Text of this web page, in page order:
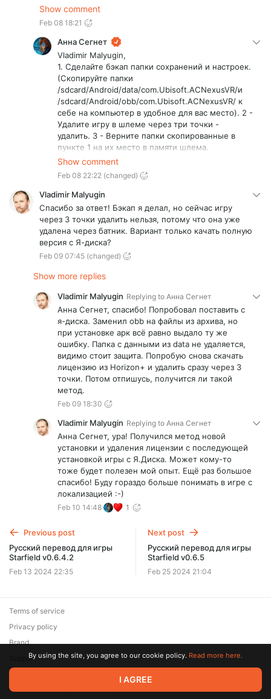
через SideQuest - то же самое... Версия прошивки
шлема у меня 83.0. Есть ли вариант исправить или
теперь уже не получится?
Show comment
Feb 08 18:21
Анна Сегнет
Vladimir Malyugin,
1. Сделайте бэкап папки сохранений и настроек.
(Скопируйте папки
/sdcard/Android/data/com.Ubisoft.ACNexusVR/и
/sdcard/Android/obb/com.Ubisoft.ACNexusVR/ к
себе на компьютер в удобное для вас место). 2 -
Удалите игру в шлеме через три точки -
удалить. 3 - Верните папки скопированные в
пункте 1 на их место в памяти шлема.
Скопируйте из архива файлы в кеш на шлем и
установите apk, ошибки не будет. Или можете
воспользоваться архивом с полной версией
игры:
https://disk.yandex.ru/d/jQxZspurAmGHsw
пароль eU62ZLdTBUiA4hHbLbpOiqE9fNmvP1Yo
(её ставите только удалив полностью игру со
шлема)
Show comment
Feb 08 22:22 (changed)
Vladimir Malyugin
Спасибо за ответ! Бэкап я делал, но сейчас игру
через 3 точки удалить нельзя, потому что она уже
удалена через батник. Вариант только качать полную
версия с Я-диска?
Feb 09 07:45 (changed)
Show more replies
Vladimir Malyugin Replying to Анна Сегнет
Анна Сегнет, спасибо! Попробовал поставить с
я-диска. Заменил obb на файлы из архива, но
при установке арк всё равно выдало ту же
ошибку. Папка с данными из data не удаляется,
видимо стоит защита. Попробую снова скачать
лицензию из Horizon+ и удалить сразу через 3
точки. Потом отпишусь, получится ли такой
метод.
Feb 09 18:30
Vladimir Malyugin Replying to Анна Сегнет
Анна Сегнет, ура! Получился метод новой
установки и удаления лицензии с последующей
установкой игры с Я.Диска. Может кому-то
тоже будет полезен мой опыт. Ещё раз большое
спасибо! Буду гораздо больше понимать в игре с
локализацией :-)
Feb 10 14:48 1
Previous post
Русский перевод для игры
Starfield v0.6.4.2
Feb 13 2024 22:35
Next post
Русский перевод для игры
Starfield v0.6.5
Feb 25 2024 21:04
© 2026 Zaya Solutions Limited. All rights reserved. All trademarks
are the property of their respective owners.
Terms of service
Privacy policy
Brand
SupportBy using the site, you agree to our cookie policy. Read more here.
I AGREE